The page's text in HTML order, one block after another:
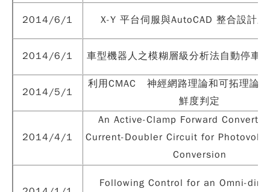
2014/6/1 X-Y 平台伺服與AutoCAD 整合設計
2014/6/1 車型機器人之模糊層級分析法自動停車
2014/5/1
利用CMAC 神經網路理論和可拓理論
鮮度判定
2014/4/1
An Active-Clamp Forward
Current-Doubler Circuit for
Conversion
Following Control for an Omni-